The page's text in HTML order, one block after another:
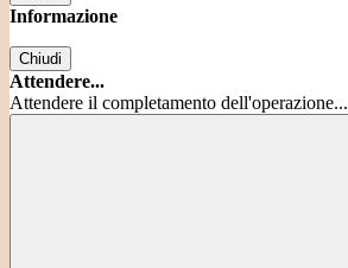
Informazione
Chiudi
Attendere...
Attendere il completamento dell'operazione...